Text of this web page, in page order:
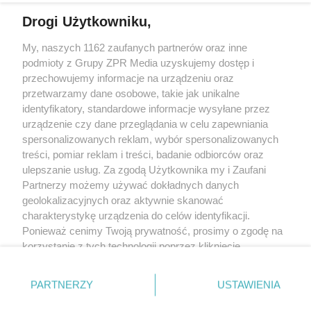
Żaden utwór zamieszczony w serwisie nie może być powielany i
rozpowszechniany lub dalej rozpowszechniany w jakikolwiek sposób (w
tym także elektroniczny lub mechaniczny) na jakimkolwiek polu
eksploatacji w jakiejkolwiek formie, włącznie z umieszczaniem w
Internecie bez pisemnej zgody właściciela praw. Jakiekolwiek użycie lub
wykorzystanie utworów w całości lub w części z naruszeniem prawa, tzn.
bez właściwej zgody, jest zabronione pod groźbą kary i może być ścigane
prawnie.
O nas
Informacje prawne
Nasze serwisy
© 2026 Grupa ZPR Media
Drogi Użytkowniku,
My, naszych 1162 zaufanych partnerów oraz inne
podmioty z Grupy ZPR Media uzyskujemy dostęp i
przechowujemy informacje na urządzeniu oraz
przetwarzamy dane osobowe, takie jak unikalne
identyfikatory, standardowe informacje wysyłane przez
urządzenie czy dane przeglądania w celu zapewniania
spersonalizowanych reklam, wybór spersonalizowanych
treści, pomiar reklam i treści, badanie odbiorców oraz
ulepszanie usług. Za zgodą Użytkownika my i Zaufani
Partnerzy możemy używać dokładnych danych
geolokalizacyjnych oraz aktywnie skanować
charakterystykę urządzenia do celów identyfikacji.
Ponieważ cenimy Twoją prywatność, prosimy o zgodę na
korzystanie z tych technologii poprzez kliknięcie
zmienić/wycofać klikając przycisk ustawień prywatności
znajdujący się w lewym dolnym rogu strony
PARTNERZY USTAWIENIA